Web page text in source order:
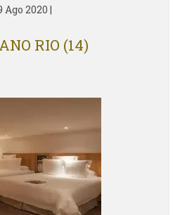
Ago 2020 |
RIO (14)